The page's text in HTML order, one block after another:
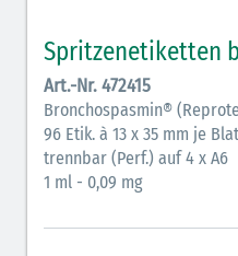
schraffiert)
Anticholinergika (hellgrün)
Cholinergika (hellgrün
Antiemetika (salmon)
Verschiedene
Spritzenetiketten
Art.-Nr. 472415
Bronchospasmin®
96 Etik. à 13 x 35 mm je
trennbar (Perf.) auf 4 x A6
1 ml - 0,09 mg